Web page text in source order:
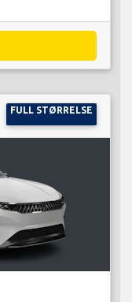
FULL STØRRELSE